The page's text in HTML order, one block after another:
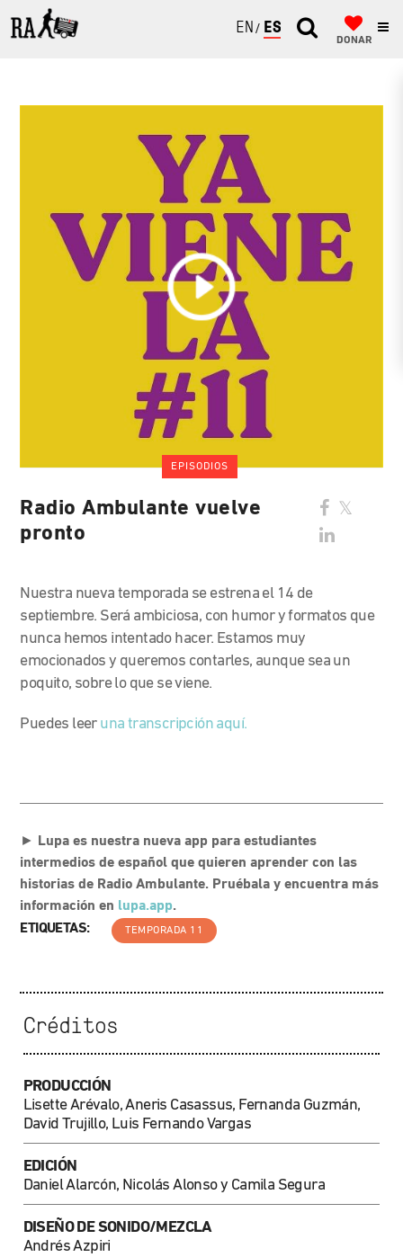
ENGLISH
ESPAÑOL
DONAR
EPISODIOS
Radio Ambulante vuelve
pronto
Nuestra nueva temporada se estrena el 14 de
septiembre. Será ambiciosa, con humor y formatos que
nunca hemos intentado hacer. Estamos muy
emocionados y queremos contarles, aunque sea un
poquito, sobre lo que se viene.
Puedes leer una transcripción aquí.
►
Lupa es nuestra nueva app para estudiantes
intermedios de español que quieren aprender con las
historias de Radio Ambulante. Pruébala y encuentra más
información en lupa.app.
ETIQUETAS:
TEMPORADA 11
Créditos
PRODUCCIÓN
Lisette Arévalo, Aneris Casassus, Fernanda Guzmán,
David Trujillo, Luis Fernando Vargas
EDICIÓN
Daniel Alarcón, Nicolás Alonso y Camila Segura
DISEÑO DE SONIDO/MEZCLA
Andrés Azpiri